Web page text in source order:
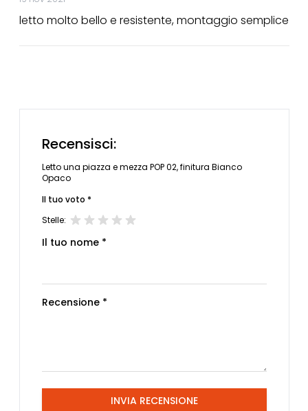
letto molto bello e resistente, montaggio semplice
Recensisci:
Letto una piazza e mezza POP 02, finitura Bianco
Opaco
Il tuo voto *
Stelle:
Il tuo nome *
Recensione *
INVIA RECENSIONE